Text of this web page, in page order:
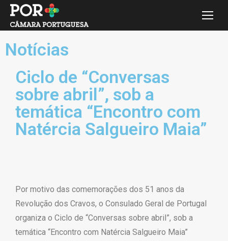
Notícias
Ciclo de “Conversas
sobre abril”, sob a
temática “Encontro com
Natércia Salgueiro Maia”
Por motivo das comemorações dos 51 anos da
Revolução dos Cravos, o Consulado Geral de Portugal
organiza o Ciclo de “Conversas sobre abril”, sob a
temática “Encontro com Natércia Salgueiro Maia”